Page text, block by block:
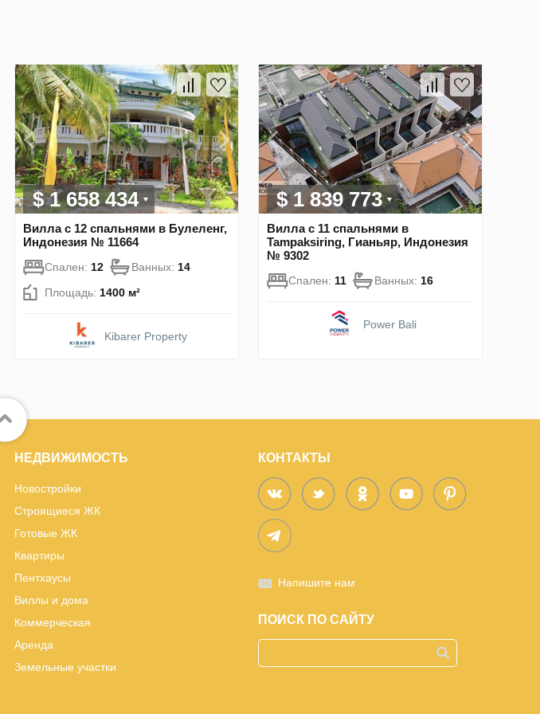
$ 1 658 434
Вилла с 12 спальнями в Булеленг,
Индонезия № 11664
Спален: 12 Ванных: 14
Площадь: 1400 м²
Kibarer Property
$ 1 839 773
Вилла с 11 спальнями в
Tampaksiring, Гианьяр, Индонезия
№ 9302
Спален: 11 Ванных: 16
Power Bali
НЕДВИЖИМОСТЬ
Новостройки
Строящиеся ЖК
Готовые ЖК
Квартиры
Пентхаусы
Виллы и дома
Коммерческая
Аренда
Земельные участки
КОНТАКТЫ
Напишите нам
ПОИСК ПО САЙТУ